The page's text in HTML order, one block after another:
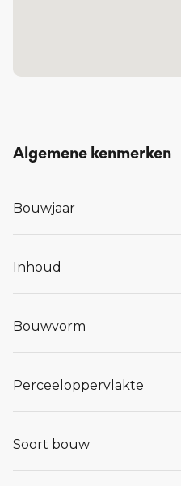
én bij het leven van
kenbaar maken op
Algemene kenmerken
Bouwjaar
Inhoud
Bouwvorm
Perceeloppervlakte
Soort bouw